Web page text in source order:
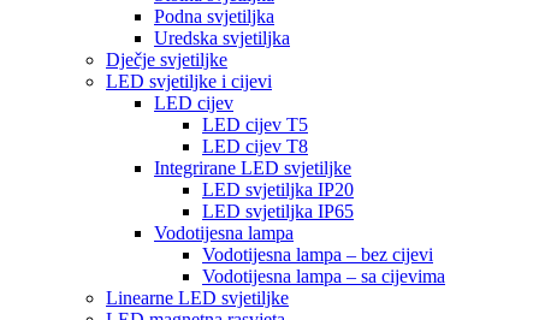
Podna svjetiljka
Uredska svjetiljka
Dječje svjetiljke
LED svjetiljke i cijevi
LED cijev
LED cijev T5
LED cijev T8
Integrirane LED svjetiljke
LED svjetiljka IP20
LED svjetiljka IP65
Vodotijesna lampa
Vodotijesna lampa – bez cijevi
Vodotijesna lampa – sa cijevima
Linearne LED svjetiljke